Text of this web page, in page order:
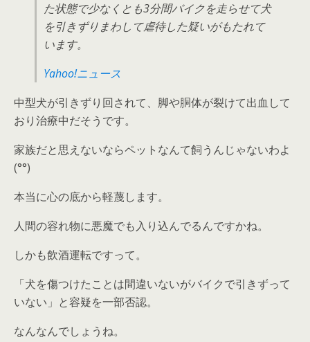
た状態で少なくとも3分間バイクを走らせて犬
を引きずりまわして虐待した疑いがもたれて
います。
Yahoo!ニュース
中型犬が引きずり回されて、脚や胴体が裂けて出血して
おり治療中だそうです。
家族だと思えないならペットなんて飼うんじゃないわよ
(°°)
本当に心の底から軽蔑します。
人間の容れ物に悪魔でも入り込んでるんですかね。
しかも飲酒運転ですって。
「犬を傷つけたことは間違いないがバイクで引きずって
いない」と容疑を一部否認。
なんなんでしょうね。